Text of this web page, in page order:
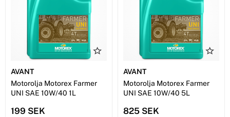
AVANT
Motorolja Motorex Farmer
UNI SAE 10W/40 1L
199 SEK
AVANT
Motorolja Motorex Farmer
UNI SAE 10W/40 5L
825 SEK